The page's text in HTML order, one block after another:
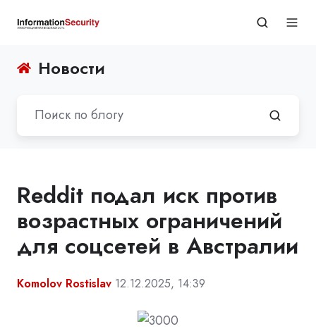
Новости
Reddit подал иск против
возрастных ограничений
для соцсетей в Австралии
Komolov Rostislav 12.12.2025, 14:39